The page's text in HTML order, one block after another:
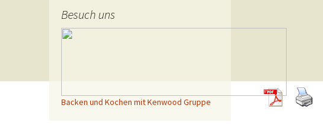
Besuch uns
Backen und Kochen mit Kenwood Gruppe